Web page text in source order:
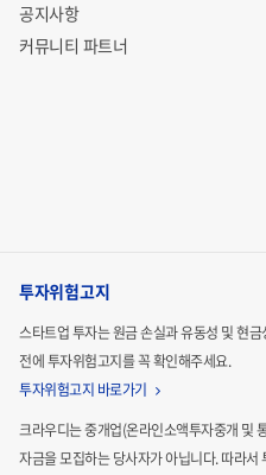
공지사항
커뮤니티 파트너
투자위험고지
스타트업 투자는 원금 손실과 유동성 및 현
전에 투자위험고지를 꼭 확인해주세요.
투자위험고지 바로가기
크라우디는 중개업(온라인소액투자중개 및
자금을 모집하는당사자가 아닙니다. 따라서